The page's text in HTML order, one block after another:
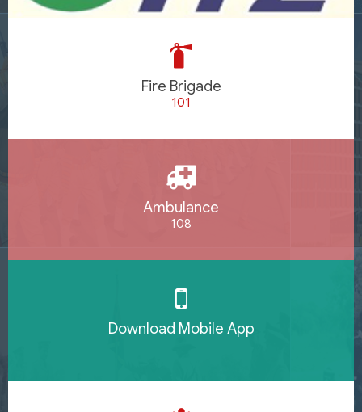
Fire Brigade
101
Ambulance
108
Download Mobile App